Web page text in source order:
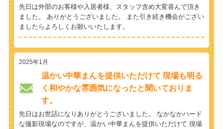
先日は外部のお客様や入居者様、スタッフ含め大変喜んで頂き
ました。 ありがとうございました。 また引き続き機会がござい
ましたらよろしくお願いいたします。
2025年1月
温かい中華まんを提供いただけて 現場も明る
く和やかな雰囲気になったと聞いておりま
す。
先日はお世話になりありがとうございました。 なかなかハード
な撮影現場なのですが、温かい中華まんを提供いただけて 現場